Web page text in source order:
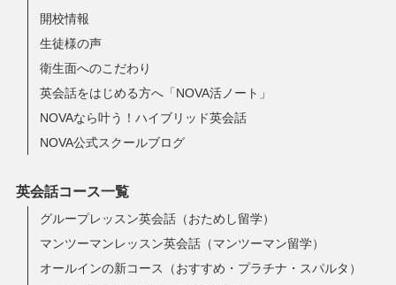
開校情報
生徒様の声
衛生面へのこだわり
英会話をはじめる方へ「NOVA活ノート」
NOVAなら叶う！ハイブリッド英会話
NOVA公式スクールブログ
英会話コース一覧
グループレッスン英会話（おためし留学）
マンツーマンレッスン英会話（マンツーマン留学）
オールインの新コース（おすすめ・プラチナ・スパルタ）